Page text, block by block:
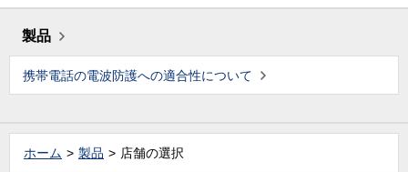
製品
携帯電話の電波防護への適合性について
ホーム 製品 店舗の選択